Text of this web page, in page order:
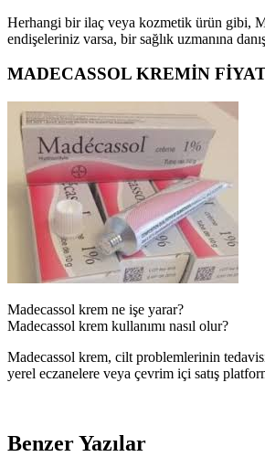
Herhangi bir ilaç veya kozmetik ürün gibi,
endişeleriniz varsa, bir sağlık uzmanına
MADECASSOL KREMİN
Madecassol krem ne işe yarar?
Madecassol krem kullanımı nasıl olur?
Madecassol krem, cilt problemlerinin
yerel eczanelere veya çevrim içi satış
Benzer Yazılar